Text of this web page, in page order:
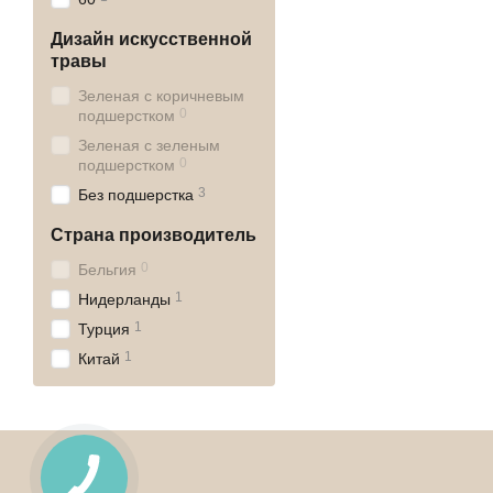
Дизайн искусственной
травы
Зеленая с коричневым
подшерстком 0
Зеленая с зеленым
подшерстком 0
Без подшерстка 3
Страна производитель
Бельгия 0
Нидерланды 1
Турция 1
Китай 1